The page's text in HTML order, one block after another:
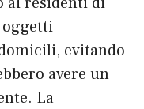
evitando
avere un
La